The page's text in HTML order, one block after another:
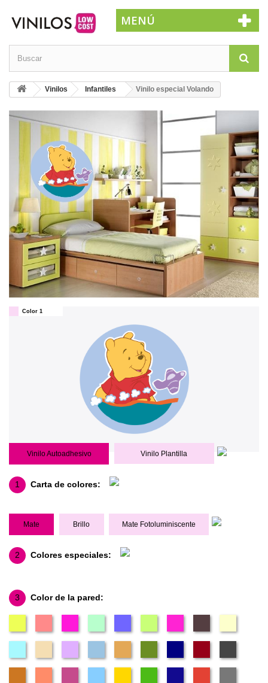
MENÚ
Vinilos Infantiles Vinilo especial Volando
Color 1
Vinilo Autoadhesivo Vinilo Plantilla
1 Carta de colores:
Mate Brillo Mate Fotoluminiscente
2 Colores especiales:
3 Color de la pared: